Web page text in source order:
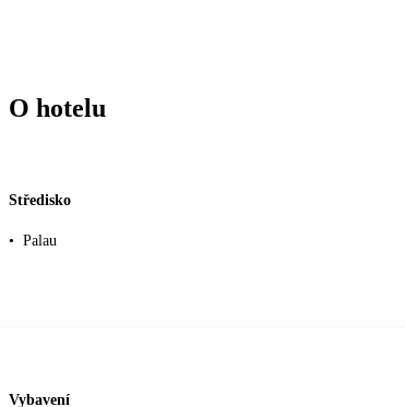
O hotelu
Středisko
• Palau
Vybavení